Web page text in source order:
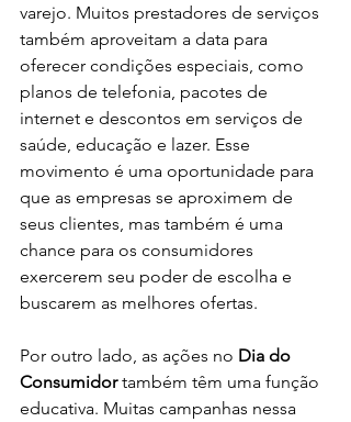
varejo. Muitos prestadores de serviços
também aproveitam a data para
oferecer condições especiais, como
planos de telefonia, pacotes de
internet e descontos em serviços de
saúde, educação e lazer. Esse
movimento é uma oportunidade para
que as empresas se aproximem de
seus clientes, mas também é uma
chance para os consumidores
exercerem seu poder de escolha e
buscarem as melhores ofertas.
Por outro lado, as ações no Dia do
Consumidor também têm uma função
educativa. Muitas campanhas nessa